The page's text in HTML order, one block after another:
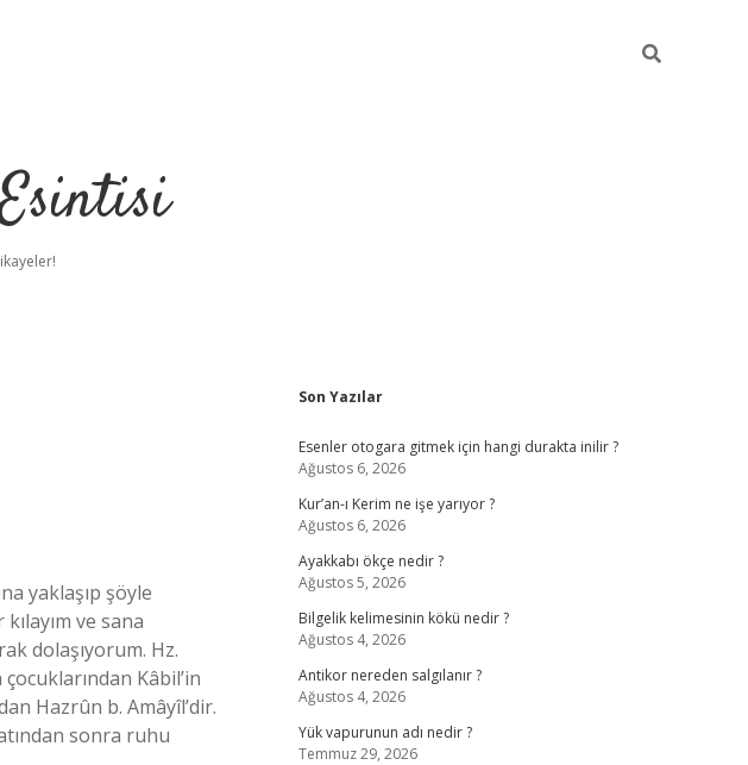
yaklaşıp şöyle
ve sana
dolaşıyorum. Hz.
Kâbil’in
Hazrûn b. Amâyîl’dir.
sonra ruhu
Sidebar
Son Yazılar
Esenler otogara gitmek için hangi durakta inilir ?
Ağustos 6, 2026
Kur’an-ı Kerim ne işe yarıyor ?
Ağustos 6, 2026
Ayakkabı ökçe nedir ?
Ağustos 5, 2026
Bilgelik kelimesinin kökü nedir ?
Ağustos 4, 2026
Antikor nereden salgılanır ?
Ağustos 4, 2026
Yük vapurunun adı nedir ?
Temmuz 29, 2026